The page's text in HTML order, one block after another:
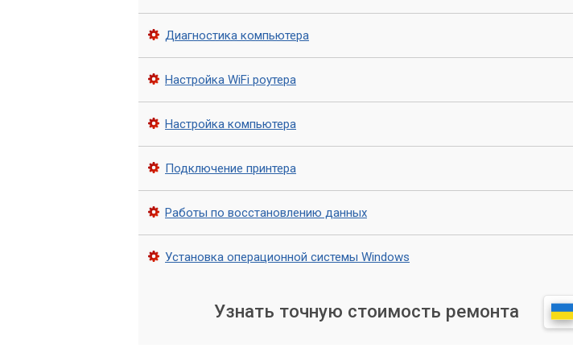
Мы организуем бережную транспортировку всего IT-оборудования с
условий. На новом месте специалисты «Компьютерного Мастера»
всех систем согласно ранее утвержденному плану. Это включает
подключение рабочих мест, настройку серверов и периферийных устройств.
Каждый этап переезда контролируется для гарантии
функциональности.
Тестирование и оптимизация
После установки мы проводим комплексное тестирование всех систем для
работоспособности и производительности. Если необходимо,
Что мы переносим и настраиваем?
Диагностика компьютера
Настройка WiFi роутера
Настройка компьютера
Подключение принтера
Работы по восстановлению данных
Установка операционной системы Windows
Узнать точную стоимость ремонта